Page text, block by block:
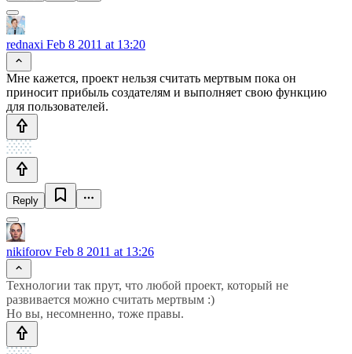
rednaxi Feb 8 2011 at 13:20
Мне кажется, проект нельзя считать мертвым пока он
приносит прибыль создателям и выполняет свою функцию
для пользователей.
Reply
nikiforov Feb 8 2011 at 13:26
Технологии так прут, что любой проект, который не
развивается можно считать мертвым :)
Но вы, несомненно, тоже правы.